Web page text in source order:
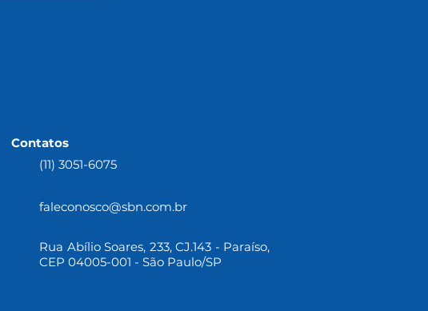
Contatos
(11) 3051-6075
faleconosco@sbn.com.br
Rua Abílio Soares, 233, CJ.143 - Paraíso,
CEP 04005-001 - São Paulo/SP